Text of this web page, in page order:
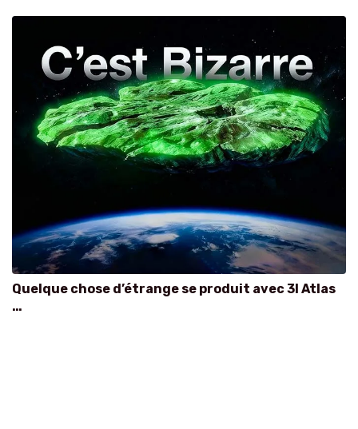
Quelque chose d’étrange se produit avec 3I Atlas
…